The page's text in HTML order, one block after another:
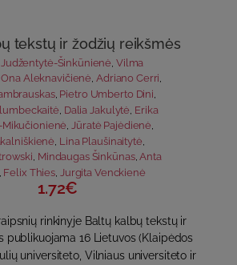
tekstų ir žodžių reikšmės
Šinkūnienė ,Vilma
Ona Aleknavičienė,Adriano Cerri,
, Pietro Umberto Dini
Dalia Jakulytė Erika
Mikučionienė,Jūratė Pajėdienė,
Lina Plaušinaitytė
, Mindaugas Šinkūnas,Anta
Felix Thies Jurgita Venckienė
1.72€
rinkinyje Baltų kalbų tekstų ir
publikuojama 16 Lietuvos (Klaipėdos
universiteto, Vilniaus universiteto ir